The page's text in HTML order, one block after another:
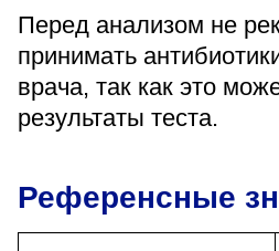
Перед анализом не
принимать
врача, так как это
результаты теста.
Референсные